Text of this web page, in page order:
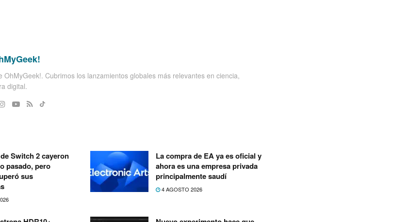
OhMyGeek!. Cubrimos los lanzamientos globales más relevantes en ciencia,
digital.
Switch 2 cayeron
pasado, pero
sus
La compra de EA ya es oficial y
ahora es una empresa privada
principalmente saudí
4 AGOSTO 2026